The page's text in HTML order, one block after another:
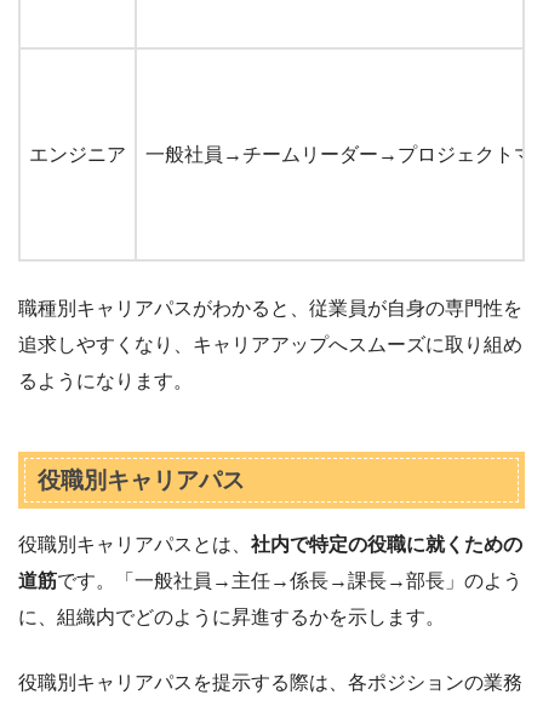
エンジニア 一般社員→チームリーダー→プロジェクトマ
職種別キャリアパスがわかると、従業員が自身の専門性を
追求しやすくなり、キャリアアップへスムーズに取り組め
るようになります。
役職別キャリアパス
役職別キャリアパスとは、 社内で特定の役職に就くための
道筋です。「一般社員→主任→係長→課長→部長」のよう
に、組織内でどのように昇進するかを示します。
役職別キャリアパスを提示する際は、各ポジションの業務